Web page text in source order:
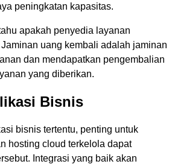
peningkatan kapasitas.
apakah penyedia layanan
uang kembali adalah jaminan
dan mendapatkan pengembalian
yang diberikan.
Bisnis
bisnis tertentu, penting untuk
hosting cloud terkelola dapat
Integrasi yang baik akan